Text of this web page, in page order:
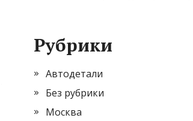
Рубрики
Автодетали
Без рубрики
Москва